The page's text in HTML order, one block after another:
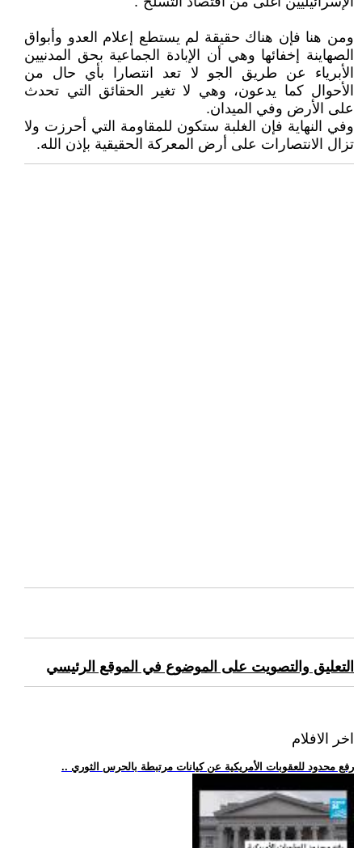
ومن هنا فإن هناك حقيقة لم يستطع إعلام العدو وأبواق
الصهاينة إخفائها وهي أن الإبادة الجماعية بحق المدنيين
الأبرياء عن طريق الجو لا تعد انتصارا بأي حال من
الأحوال كما يدعون، وهي لا تغير الحقائق التي تحدث
على الأرض وفي الميدان.
وفي النهاية فإن الغلبة ستكون للمقاومة التي أحرزت ولا
تزال الانتصارات على أرض المعركة الحقيقية بإذن الله.
التعليق والتصويت على الموضوع في الموقع الرئيسي
اخر الافلام
.. رفع محدود للعقوبات الأمريكية عن كيانات مرتبطة بالحرس الثوري